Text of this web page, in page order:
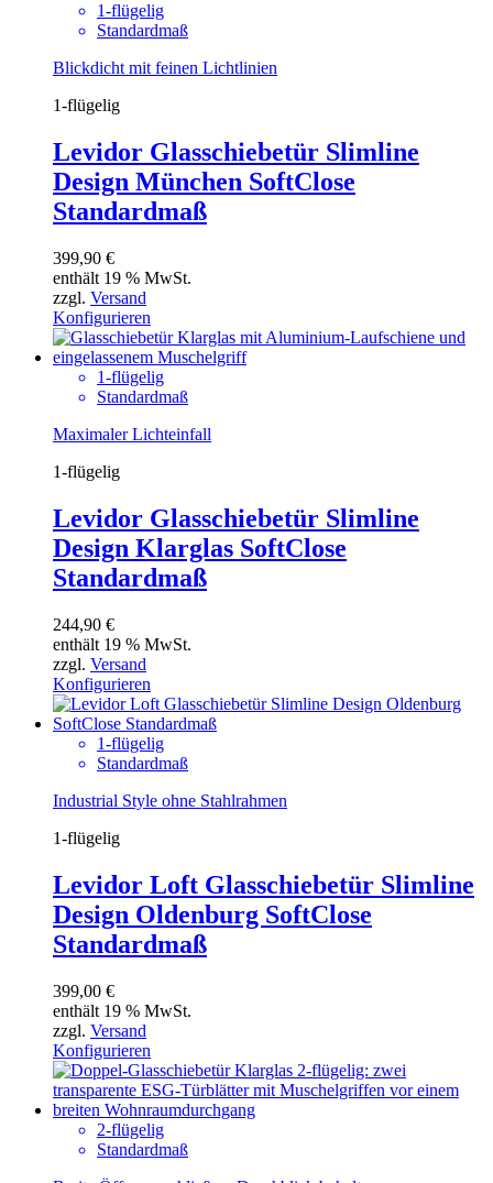
1-flügelig
Standardmaß
Blickdicht mit feinen Lichtlinien
1-flügelig
Levidor Glasschiebetür Slimline
Design München SoftClose
Standardmaß
399,90 €
enthält 19 % MwSt.
zzgl. Versand
Konfigurieren
1-flügelig
Standardmaß
Maximaler Lichteinfall
1-flügelig
Levidor Glasschiebetür Slimline
Design Klarglas SoftClose
Standardmaß
244,90 €
enthält 19 % MwSt.
zzgl. Versand
Konfigurieren
1-flügelig
Standardmaß
Industrial Style ohne Stahlrahmen
1-flügelig
Levidor Loft Glasschiebetür Slimline
Design Oldenburg SoftClose
Standardmaß
399,00 €
enthält 19 % MwSt.
zzgl. Versand
Konfigurieren
2-flügelig
Standardmaß